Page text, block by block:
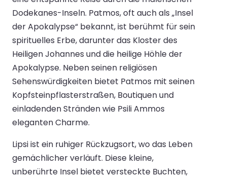
Dodekanes-Inseln. Patmos, oft auch als „Insel
der Apokalypse“ bekannt, ist berühmt für sein
spirituelles Erbe, darunter das Kloster des
Heiligen Johannes und die heilige Höhle der
Apokalypse. Neben seinen religiösen
Sehenswürdigkeiten bietet Patmos mit seinen
Kopfsteinpflasterstraßen, Boutiquen und
einladenden Stränden wie Psili Ammos
eleganten Charme.
Lipsi ist ein ruhiger Rückzugsort, wo das Leben
gemächlicher verläuft. Diese kleine,
unberührte Insel bietet versteckte Buchten,